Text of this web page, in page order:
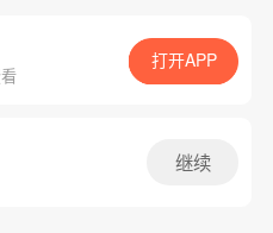
App免费看
腾漫App免费看打开APP
继续